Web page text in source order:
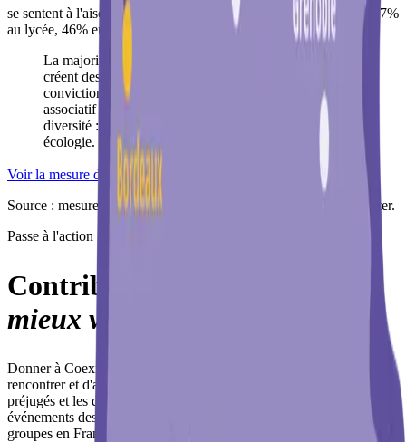
se sentent à l'aise pour parler de leur conviction à Coexister (vs. 17%
au lycée, 46% entre ami·es).
La majorité des jeunes impliqué·es dans l'association
créent des liens d'amitié avec des personnes d'autres
convictions que la leur, et déclarent que leur parcours
associatif les a aidé·es à aborder d'autres sujets de
diversité : racisme, sexisme, LGBTQIA+phobies,
écologie.
Voir la mesure d'impact complète
Soutenir nos actions
Source : mesure d'impact réalisée par l'agence Phare pour Coexister.
Passe à l'action
Contribue à nos actions pour
mieux vivre ensemble.
Donner à Coexister, c'est offrir aux jeunes l'occasion de se
rencontrer et d'apprendre à vivre ensemble pour lutter contre les
préjugés et les discriminations. Tu finances la vie associative, les
événements des groupes locaux, et le développement de nouveaux
groupes en France.